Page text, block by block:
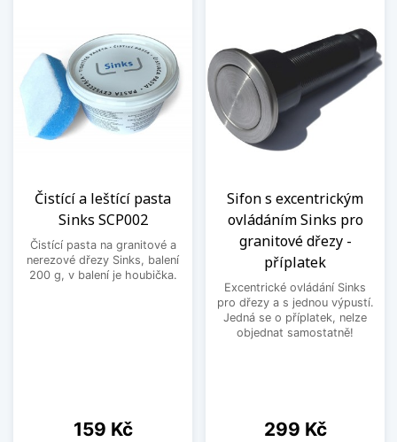
Čistící a leštící pasta
Sinks SCP002
Čistící pasta na granitové a
nerezové dřezy Sinks, balení
200 g, v balení je houbička.
Cena
159 Kč
Sifon s excentrickým
ovládáním Sinks pro
granitové dřezy -
příplatek
Excentrické ovládání Sinks
pro dřezy a s jednou výpustí.
Jedná se o příplatek, nelze
objednat samostatně!
Cena
299 Kč